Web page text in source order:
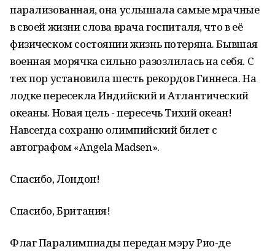
парализованная, она услышала самые мрачные
в своей жизни слова врача госпиталя, что в её
физическом состоянии жизнь потеряна. Бывшая
военная морячка сильно разозлилась на себя. С
тех пор установила шесть рекордов Гиннеса. На
лодке пересекла Индийский и Атлантический
океаны. Новая цель - пересечь Тихий океан!
Навсегда сохраню олимпийский билет с
автографом «Angela Madsen».
Спасибо, Лондон!
Спасибо, Британия!
Флаг Паралимпиады передан мэру Рио-де